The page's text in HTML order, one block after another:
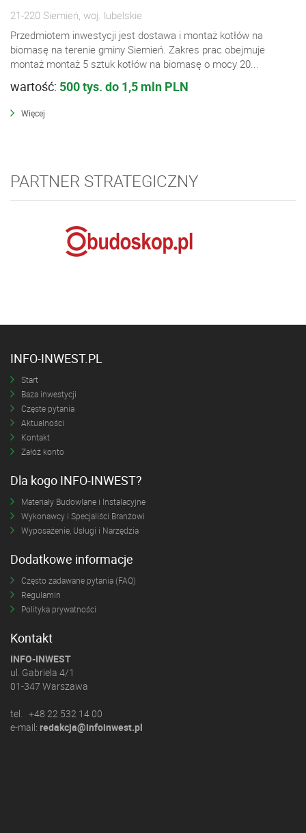
21-220 Siemień, woj. lubelskie
Przedmiotem inwestycji jest dostawa i montaż kotłów na
biomasę na terenie gminy Siemień. Zakres prac obejmuje
montaż montaż 5 sztuk kotłów na biomasę o mocy 20...
wartość: 500 tys. do 1,5 mln PLN
Więcej
PARTNER STRATEGICZNY
INFO-INWEST.PL
Start
Baza inwestycji
Częste pytania
Aktualności
Kontakt
Załóż konto
Dla kogo INFO-INWEST?
Materiały Budowlane i Instalacyjne
Wykonawcy i Specjaliści Branżowi
Wyposażenie, Usługi i Narzędzia
Dodatkowe informacje
Często zadawane pytania (FAQ)
Regulamin
Polityka prywatności
Kontakt
INFO-INWEST
ul. Gabriela 4/1
01-347 Warszawa
tel. +48 22 532 14 00
e-mail: redakcja@infoinwest.pl